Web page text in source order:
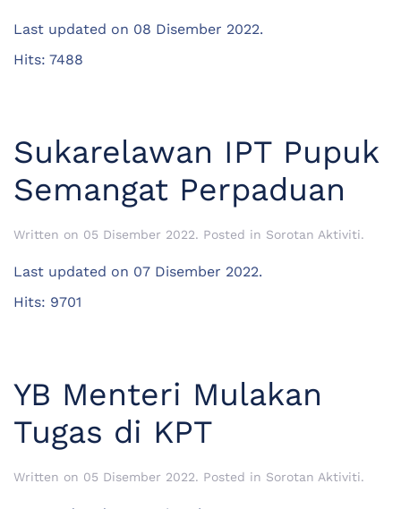
Last updated on 08 Disember 2022.
Hits: 7488
Sukarelawan IPT Pupuk
Semangat Perpaduan
Written on 05 Disember 2022. Posted in Sorotan Aktiviti.
Last updated on 07 Disember 2022.
Hits: 9701
YB Menteri Mulakan
Tugas di KPT
Written on 05 Disember 2022. Posted in Sorotan Aktiviti.